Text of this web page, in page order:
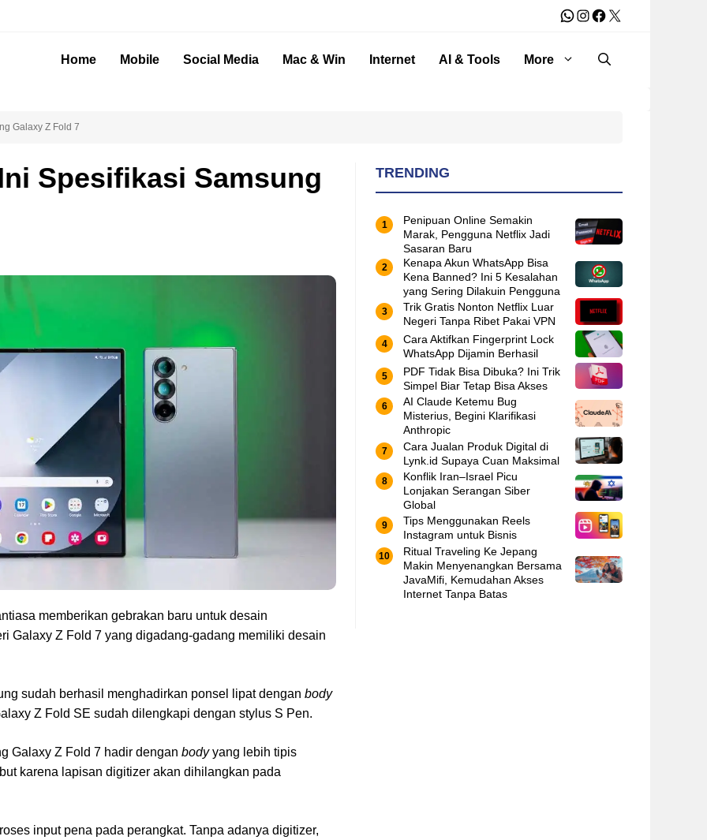
WhatsApp
Instagram
Facebook
X
Home Mobile Social Media Mac & Win Internet AI & Tools More
Galaxy Z Fold 7
Spesifikasi Samsung
memberikan gebrakan baru untuk desain
Galaxy Z Fold 7 yang digadang-gadang memiliki desain
sudah berhasil menghadirkan ponsel lipat dengan body
Z Fold SE sudah dilengkapi dengan stylus S Pen.
Galaxy Z Fold 7 hadir dengan bodyyang lebih tipis
karena lapisan digitizer akan dihilangkan pada
input pena pada perangkat. Tanpa adanya digitizer,
TRENDING
Penipuan Online Semakin
Marak, Pengguna Netflix Jadi
Sasaran Baru
Kenapa Akun WhatsApp Bisa
Kena Banned? Ini 5 Kesalahan
yang Sering Dilakuin Pengguna
Trik Gratis Nonton Netflix Luar
Negeri Tanpa Ribet Pakai VPN
Cara Aktifkan Fingerprint Lock
WhatsApp Dijamin Berhasil
PDF Tidak Bisa Dibuka? Ini Trik
Simpel Biar Tetap Bisa Akses
AI Claude Ketemu Bug
Misterius, Begini Klarifikasi
Anthropic
Cara Jualan Produk Digital di
Lynk.id Supaya Cuan Maksimal
Konflik Iran–Israel Picu
Lonjakan Serangan Siber
Global
Tips Menggunakan Reels
Instagram untuk Bisnis
Ritual Traveling Ke Jepang
Makin Menyenangkan Bersama
JavaMifi, Kemudahan Akses
Internet Tanpa Batas